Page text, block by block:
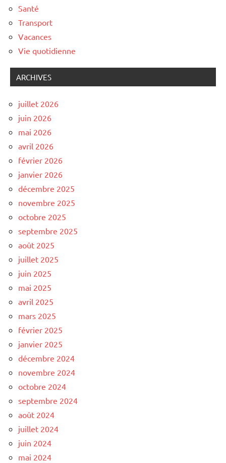
Santé
Transport
Vacances
Vie quotidienne
ARCHIVES
juillet 2026
juin 2026
mai 2026
avril 2026
février 2026
janvier 2026
décembre 2025
novembre 2025
octobre 2025
septembre 2025
août 2025
juillet 2025
juin 2025
mai 2025
avril 2025
mars 2025
février 2025
janvier 2025
décembre 2024
novembre 2024
octobre 2024
septembre 2024
août 2024
juillet 2024
juin 2024
mai 2024